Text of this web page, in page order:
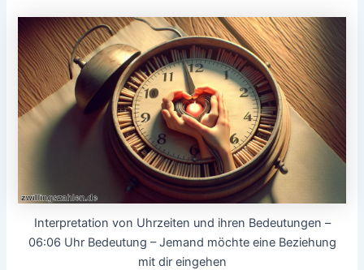
Interpretation von Uhrzeiten und ihren Bedeutungen –
06:06 Uhr Bedeutung – Jemand möchte eine Beziehung
mit dir eingehen